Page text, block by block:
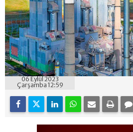
06 Eylül 2023
Çarşamba 12:59